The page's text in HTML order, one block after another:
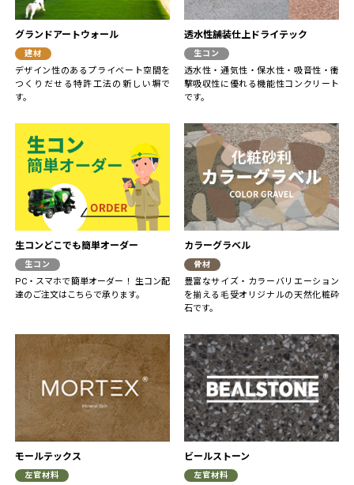
グランドアートウォール
建材
デザイン性のあるプライベート空間を
つくりだせる特許工法の新しい塀で
す。
透水性舗装仕上ドライテック
生コン
透水性・通気性・保水性・吸音性・衝
撃吸収性に優れる機能性コンクリート
です。
生コンどこでも簡単オーダー
生コン
PC・スマホで簡単オーダー！ 生コン配
達のご注文はこちらで承ります。
カラーグラベル
骨材
豊富なサイズ・カラーバリエーション
を揃える毛受オリジナルの天然化粧砕
石です。
モールテックス
左官材料
ビールストーン
左官材料